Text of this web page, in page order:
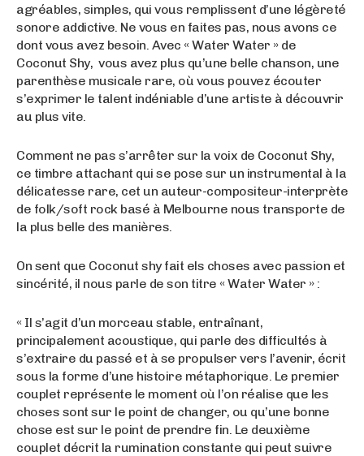
agréables, simples, qui vous remplissent d’une légèreté
sonore addictive. Ne vous en faites pas, nous avons ce
dont vous avez besoin. Avec « Water Water » de
Coconut Shy, vous avez plus qu’une belle chanson, une
parenthèse musicale rare, où vous pouvez écouter
s’exprimer le talent indéniable d’une artiste à découvrir
au plus vite.
Comment ne pas s’arrêter sur la voix de Coconut Shy,
ce timbre attachant qui se pose sur un instrumental à la
délicatesse rare, cet un auteur-compositeur-interprète
de folk/soft rock basé à Melbourne nous transporte de
la plus belle des manières.
On sent que Coconut shy fait els choses avec passion et
sincérité, il nous parle de son titre « Water Water » :
« Il s’agit d’un morceau stable, entraînant,
principalement acoustique, qui parle des difficultés à
s’extraire du passé et à se propulser vers l’avenir, écrit
sous la forme d’une histoire métaphorique. Le premier
couplet représente le moment où l’on réalise que les
choses sont sur le point de changer, ou qu’une bonne
chose est sur le point de prendre fin. Le deuxième
couplet décrit la rumination constante qui peut suivre